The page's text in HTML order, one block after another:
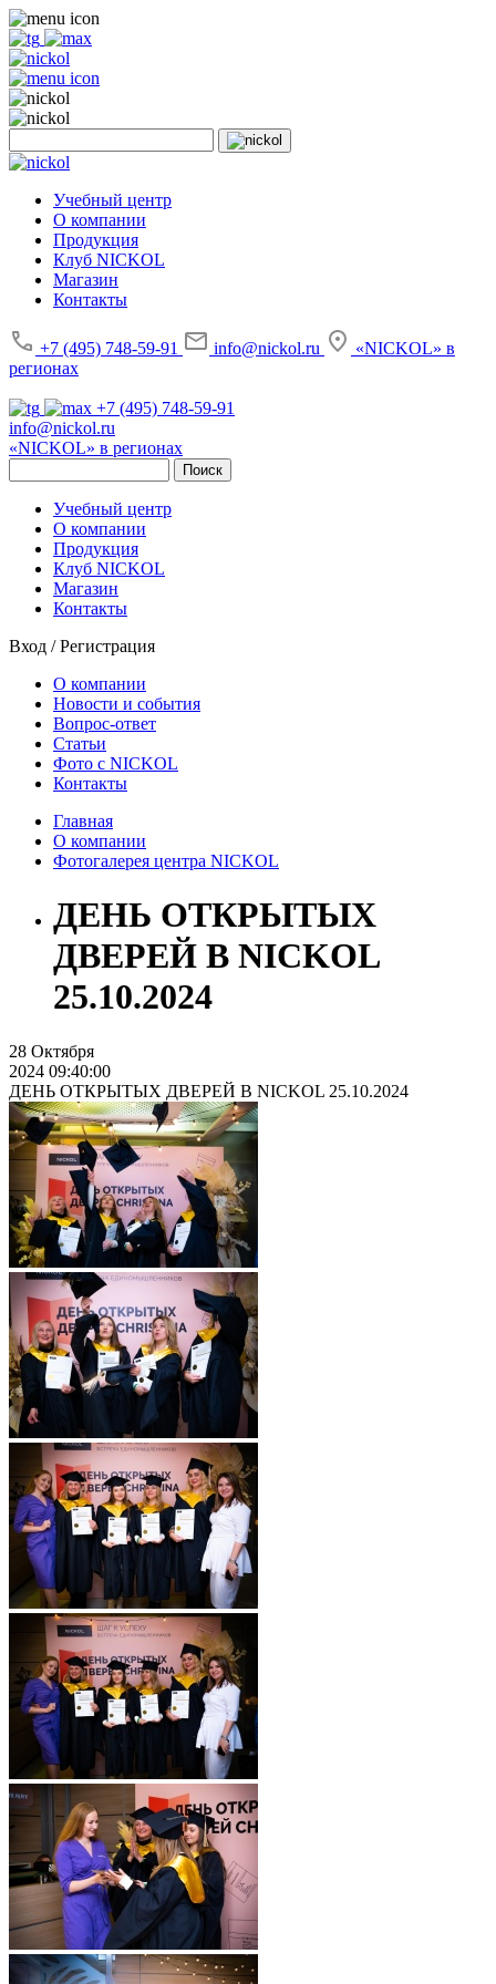
Учебный центр
О компании
Продукция
Клуб NICKOL
Магазин
Контакты
+7 (495) 748-59-91 info@nickol.ru
«NICKOL» в
регионах
+7 (495) 748-59-91
info@nickol.ru
«NICKOL» в регионах
Учебный центр
О компании
Продукция
Клуб NICKOL
Магазин
Контакты
Вход /Регистрация
О компании
Новости и события
Вопрос-ответ
Статьи
Фото с NICKOL
Контакты
Главная
О компании
Фотогалерея центра NICKOL
ДЕНЬ ОТКРЫТЫХ
ДВЕРЕЙ В NICKOL
25.10.2024
28 Октября
2024 09:40:00
ДЕНЬ ОТКРЫТЫХ ДВЕРЕЙ В NICKOL 25.10.2024